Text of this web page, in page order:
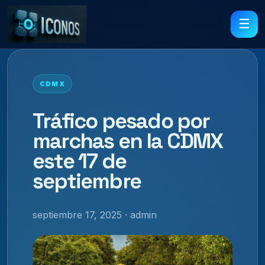
☰
CDMX
Tráfico pesado por
marchas en la CDMX
este 17 de
septiembre
septiembre 17, 2025 · admin